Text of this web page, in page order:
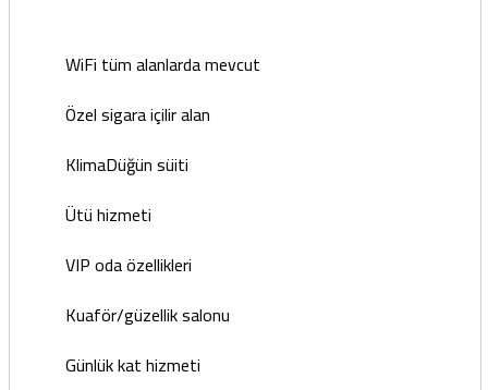
WiFi tüm alanlarda mevcut
Özel sigara içilir alan
KlimaDüğün süiti
Ütü hizmeti
VIP oda özellikleri
Kuaför/güzellik salonu
Günlük kat hizmeti